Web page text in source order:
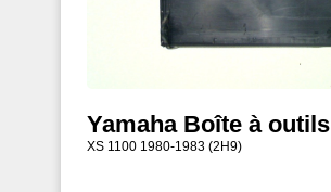
Yamaha Boîte à outils
XS 1100 1980-1983 (2H9)